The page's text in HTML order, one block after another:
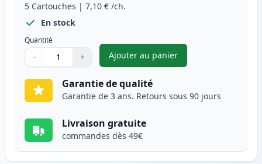
5 Cartouches | 7,10 € /ch.
En stock
Quantité
Quantité
Utilisez les boutons pour ajuster
− +
Quantité
Ajouter au panier
,Pack de 5 Canon PGI-525 &
Garantie de qualité
Garantie de 3 ans. Retours sous 90 jours
Livraison gratuite
commandes dès 49€